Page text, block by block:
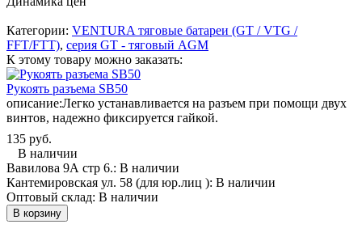
Категории: VENTURA тяговые батареи (GT / VTG /
FFT/FTT), серия GT - тяговый AGM
К этому товару можно заказать:
Рукоять разъема SB50
описание:Легко устанавливается на разъем при помощи двух
винтов, надежно фиксируется гайкой.
135 руб.
В наличии
Вавилова 9А стр 6.: В наличии
Кантемировская ул. 58 (для юр.лиц ): В наличии
Оптовый склад: В наличии
В корзину